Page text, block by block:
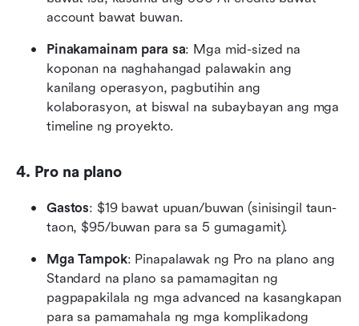
account bawat buwan.
Pinakamainam para sa: Mga mid-sized na
koponan na naghahangad palawakin ang
kanilang operasyon, pagbutihin ang
kolaborasyon, at biswal na subaybayan ang mga
timeline ng proyekto.
4. Pro na plano
Gastos: $19 bawat upuan/buwan (sinisingil taun-
taon, $95/buwan para sa 5 gumagamit).
Mga Tampok: Pinapalawak ng Pro na plano ang
Standard na plano sa pamamagitan ng
pagpapakilala ng mga advanced na kasangkapan
para sa pamamahala ng mga komplikadong